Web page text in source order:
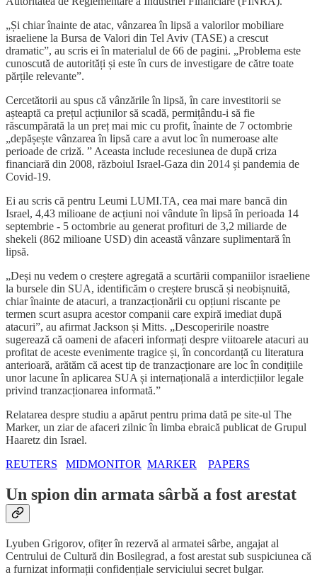
„Și chiar înainte de atac, vânzarea în lipsă a valorilor mobiliare
israeliene la Bursa de Valori din Tel Aviv (TASE) a crescut
dramatic”, au scris ei în materialul de 66 de pagini. „Problema este
cunoscută de autorități și este în curs de investigare de către toate
părțile relevante”.
Cercetătorii au spus că vânzările în lipsă, în care investitorii se
așteaptă ca prețul acțiunilor să scadă, permițându-i să fie
răscumpărată la un preț mai mic cu profit, înainte de 7 octombrie
„depășește vânzarea în lipsă care a avut loc în numeroase alte
perioade de criză. ” Aceasta include recesiunea de după criza
financiară din 2008, războiul Israel-Gaza din 2014 și pandemia de
Covid-19.
Ei au scris că pentru Leumi LUMI.TA, cea mai mare bancă din
Israel, 4,43 milioane de acțiuni noi vândute în lipsă în perioada 14
septembrie - 5 octombrie au generat profituri de 3,2 miliarde de
shekeli (862 milioane USD) din această vânzare suplimentară în
lipsă.
„Deși nu vedem o creștere agregată a scurtării companiilor israeliene
la bursele din SUA, identificăm o creștere bruscă și neobișnuită,
chiar înainte de atacuri, a tranzacționării cu opțiuni riscante pe
termen scurt asupra acestor companii care expiră imediat după
atacuri”, au afirmat Jackson și Mitts. „Descoperirile noastre
sugerează că oameni de afaceri informați despre viitoarele atacuri au
profitat de aceste evenimente tragice și, în concordanță cu literatura
anterioară, arătăm că acest tip de tranzacționare are loc în condițiile
unor lacune în aplicarea SUA și internațională a interdicțiilor legale
privind tranzacționarea informată.”
Relatarea despre studiu a apărut pentru prima dată pe site-ul The
Marker, un ziar de afaceri zilnic în limba ebraică publicat de Grupul
Haaretz din Israel.
REUTERS
MIDMONITOR MARKER PAPERS
Un spion din armata sârbă a fost arestat
Lyuben Grigorov, ofițer în rezervă al armatei sârbe, angajat al
Centrului de Cultură din Bosilegrad, a fost arestat sub suspiciunea că
a furnizat informații confidențiale serviciului secret bulgar.